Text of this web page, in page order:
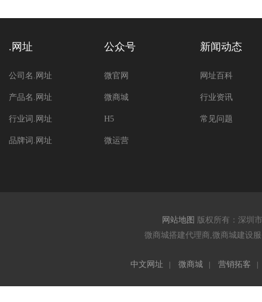
.网址
公司名.网址
产品名.网址
行业词.网址
品牌词.网址
公众号
微官网
微商城
H5
微运营
新闻动态
网址百科
行业资讯
常见问题
网站地图 版权所有：深圳
微商城搭建代理商,微商城建设
中文网址 微商城 营销拓客